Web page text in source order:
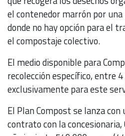
el contenedor marrón por
donde no hay opción para el
el compostaje colectivo.
El medio disponible para
recolección específico, entre
exclusivamente para este
El Plan Compost se lanza con
contrato con la